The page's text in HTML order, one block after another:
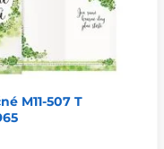
M11-507 T